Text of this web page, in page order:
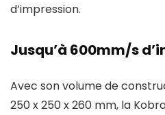
d’impression.
Jusqu’à 600mm/s
Avec son volume de
250 x 250 x 260 mm, la